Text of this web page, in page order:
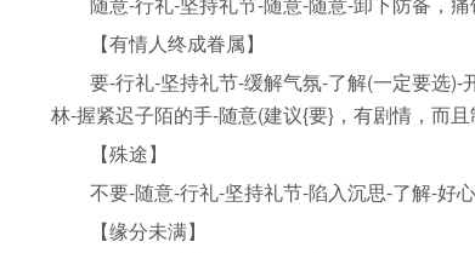
【有情人终成眷属】
要-行礼-坚持礼节-缓解气氛-了解(一定要选)-
林-握紧迟子陌的手-随意(建议{要}，有剧情，而
【殊途】
不要-随意-行礼-坚持礼节-陷入沉思-了解-好
【缘分未满】